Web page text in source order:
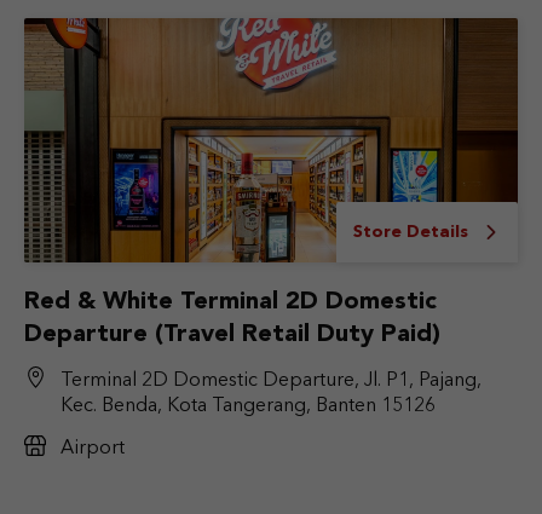
Store Details
Red & White Terminal 2D Domestic
Departure (Travel Retail Duty Paid)
Terminal 2D Domestic Departure, Jl. P1, Pajang,
Kec. Benda, Kota Tangerang, Banten 15126
Airport